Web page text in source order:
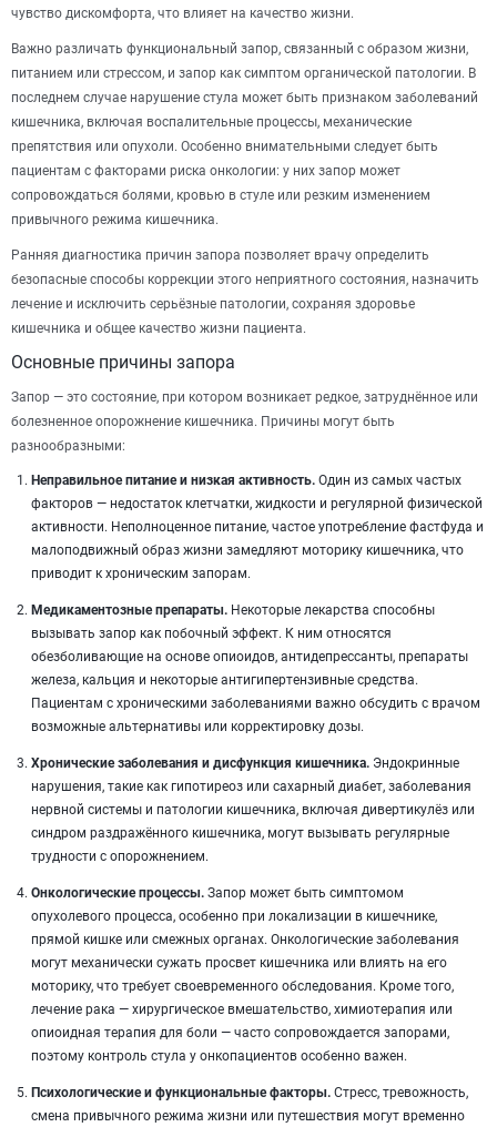
чувство дискомфорта, что влияет на качество жизни.
Важно различать функциональный запор, связанный с образом жизни,
питанием или стрессом, и запор как симптом органической патологии. В
последнем случае нарушение стула может быть признаком заболеваний
кишечника, включая воспалительные процессы, механические
препятствия или опухоли. Особенно внимательными следует быть
пациентам с факторами риска онкологии: у них запор может
сопровождаться болями, кровью в стуле или резким изменением
привычного режима кишечника.
Ранняя диагностика причин запора позволяет врачу определить
безопасные способы коррекции этого неприятного состояния, назначить
лечение и исключить серьёзные патологии, сохраняя здоровье
кишечника и общее качество жизни пациента.
Основные причины запора
Запор — это состояние, при котором возникает редкое, затруднённое или
болезненное опорожнение кишечника. Причины могут быть
разнообразными:
Неправильное питание и низкая активность. Один из самых частых
факторов — недостаток клетчатки, жидкости и регулярной физической
активности. Неполноценное питание, частое употребление фастфуда и
малоподвижный образ жизни замедляют моторику кишечника, что
приводит к хроническим запорам.
Медикаментозные препараты. Некоторые лекарства способны
вызывать запор как побочный эффект. К ним относятся
обезболивающие на основе опиоидов, антидепрессанты, препараты
железа, кальция и некоторые антигипертензивные средства.
Пациентам с хроническими заболеваниями важно обсудить с врачом
возможные альтернативы или корректировку дозы.
Хронические заболевания и дисфункция кишечника. Эндокринные
нарушения, такие как гипотиреоз или сахарный диабет, заболевания
нервной системы и патологии кишечника, включая дивертикулёз или
синдром раздражённого кишечника, могут вызывать регулярные
трудности с опорожнением.
Онкологические процессы. Запор может быть симптомом
опухолевого процесса, особенно при локализации в кишечнике,
прямой кишке или смежных органах. Онкологические заболевания
могут механически сужать просвет кишечника или влиять на его
моторику, что требует своевременного обследования. Кроме того,
лечение рака — хирургическое вмешательство, химиотерапия или
опиоидная терапия для боли — часто сопровождается запорами,
поэтому контроль стула у онкопациентов особенно важен.
Психологические и функциональные факторы. Стресс, тревожность,
смена привычного режима жизни или путешествия могут временно